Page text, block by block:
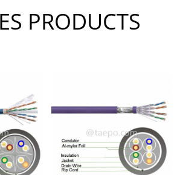
PRODUCTS